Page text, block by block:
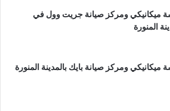
ميكانيكي ومركز صيانة جريت وول في
المنورة
ميكانيكي ومركز صيانة بايك بالمدينة المنورة